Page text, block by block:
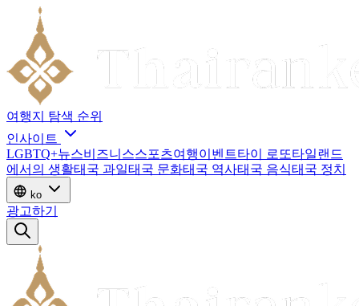
여행지 탐색 순위
인사이트
LGBTQ+뉴스비즈니스스포츠여행이벤트타이 로또타일랜드
에서의 생활태국 과일태국 문화태국 역사태국 음식태국 정치
ko
광고하기